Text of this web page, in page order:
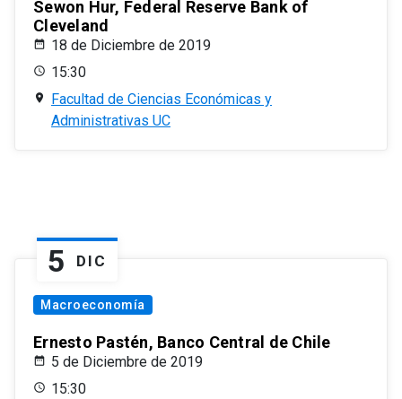
Sewon Hur, Federal Reserve Bank of
Cleveland
18 de Diciembre de 2019
15:30
Facultad de Ciencias Económicas y
Administrativas UC
5 DIC
Macroeconomía
Ernesto Pastén, Banco Central de Chile
5 de Diciembre de 2019
15:30